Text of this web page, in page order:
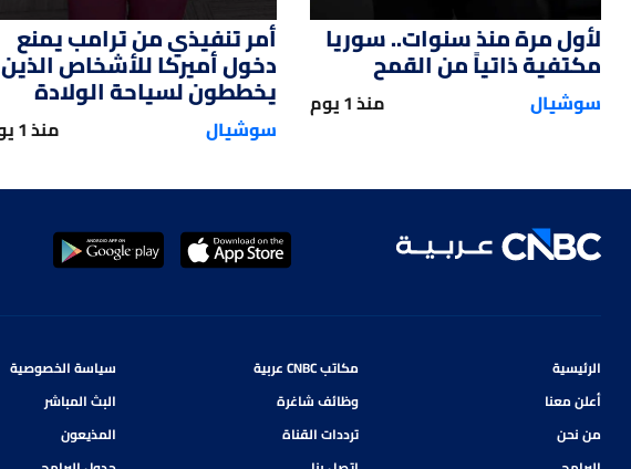
لأول مرة منذ سنوات.. سوريا
مكتفية ذاتياً من القمح
سوشيال منذ 1 يوم
أمر تنفيذي من ترامب يمنع
دخول أميركا للأشخاص الذين
يخططون لسياحة الولادة
سوشيال منذ 1 يوم
الرئيسية
أعلن معنا
من نحن
مكاتب CNBC عربية
وظائف شاغرة
ترددات القناة
سياسة الخصوصية
البث المباشر
المذيعون